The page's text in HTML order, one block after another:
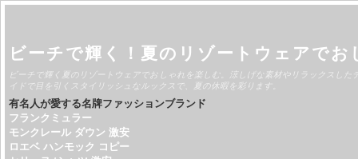
ビーチで輝く！夏のリゾートウェアでお
ビーチで輝く夏のリゾートウェアでおしゃれを楽しむ。涼しげな素材やリラックスし
イドで目を引くスタイリッシュなルックスで、夏の休暇を彩ります。
有名人が愛する名牌ファッションブランド
フランクミュラー
モンクレール ダウン 激安
ロエベ ハンモック コピー